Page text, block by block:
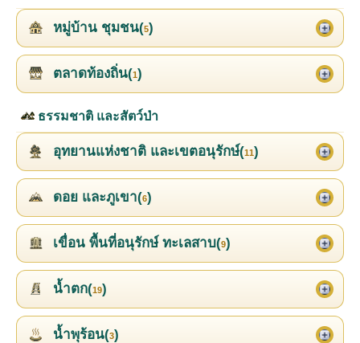
หมู่บ้าน ชุมชน(5)
ตลาดท้องถิ่น(1)
ธรรมชาติ และสัตว์ป่า
อุทยานแห่งชาติ และเขตอนุรักษ์(11)
ดอย และภูเขา(6)
เขื่อน พื้นที่อนุรักษ์ ทะเลสาบ(9)
น้ำตก(19)
น้ำพุร้อน(3)